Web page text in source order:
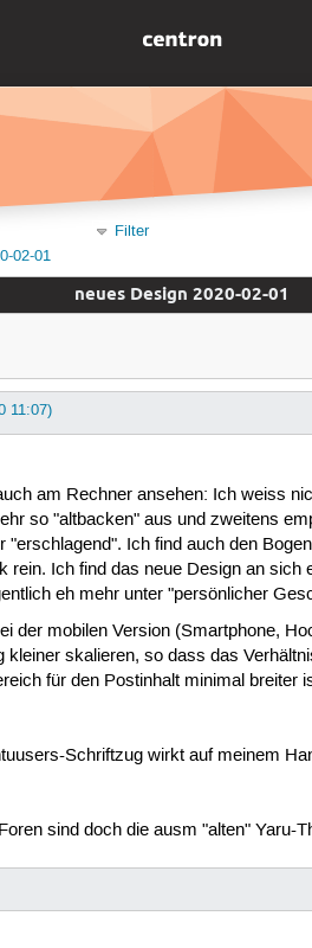
Filter
02-01
neues Design 2020-02-01
11:07)
am Rechner ansehen: Ich weiss
so "altbacken" aus und zweitens
"erschlagend". Ich find auch den
rein. Ich find das neue Design an
eh mehr unter "persönlicher
der mobilen Version (Smartphone,
skalieren, so dass das
für den Postinhalt minimal breiter
Schriftzug wirkt auf meinem
sind doch die ausm "alten"